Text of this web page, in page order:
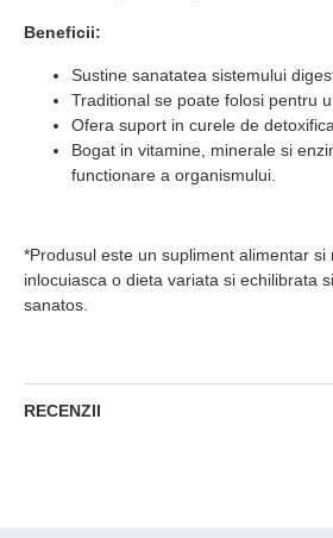
Beneficii:
Sustine sanatatea sistemului
Traditional se poate folosi pentru
Ofera suport in curele de
Bogat in vitamine, minerale si
functionare a organismului.
*Produsul este un supliment alimentar si
inlocuiasca o dieta variata si echilibrata
sanatos.
RECENZII